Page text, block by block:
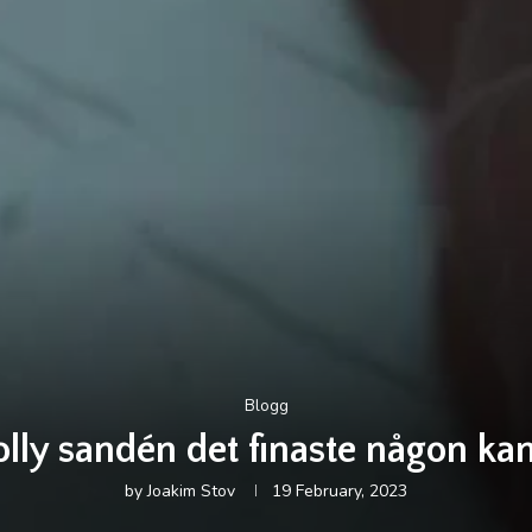
Blogg
sandén det finaste någon
byJoakim Stov 19 February, 2023